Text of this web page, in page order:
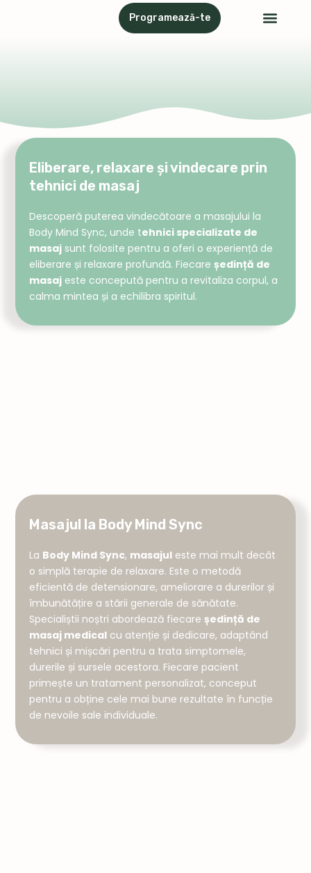
Programează-te
Eliberare, relaxare și vindecare prin
tehnici de masaj
Descoperă puterea vindecătoare a masajului la
Body Mind Sync, unde tehnici specializate de
masaj sunt folosite pentru a oferi o experiență de
eliberare și relaxare profundă. Fiecareședință de
masaj este concepută pentru a revitaliza corpul, a
calma mintea și a echilibra spiritul.
Masajul la Body Mind Sync
La Body Mind Sync, masajul este mai mult decât
o simplă terapie de relaxare. Este o metodă
eficientă de detensionare, ameliorare a durerilor și
îmbunătățire a stării generale de sănătate.
Specialiștii noștri abordează fiecare ședință de
masaj medical cu atenție și dedicare, adaptând
tehnici și mișcări pentru a trata simptomele,
durerile și sursele acestora. Fiecare pacient
primește un tratament personalizat, conceput
pentru a obține cele mai bune rezultate în funcție
de nevoile sale individuale.